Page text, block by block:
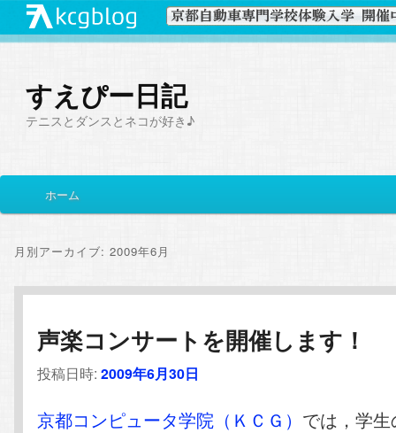
すえぴー日記
テニスとダンスとネコが好き♪
イ
メ
ン
コ
ン
テ
サ
コ
ン
テ
ン
ホーム
月別アーカイブ:2009年6月
声楽コンサートを開催します！
投稿日時:2009年6月30日
京都コンピュータ学院（ＫＣＧ） では，学